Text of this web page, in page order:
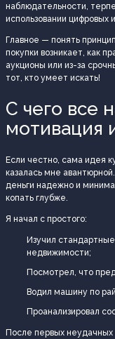
наблюдательности,
использовании цифровых
Главное — понять
покупки возникает, как
аукционы или из-за
тот, кто умеет искать!
С чего все
мотивация
Если честно, сама идея
казалась мне
деньги надежно и
копать глубже.
Я начал с простого:
Изучил
недвижимости;
Посмотрел, что
Водил машину по
Проанализировал
После первых неудачных